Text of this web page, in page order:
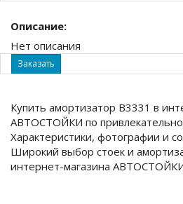
Описание:
Нет описания
Заказать
Купить амортизатор B3331 в
АВТОСТОЙКИ по
Характеристики, фотографии и
Широкий выбор стоек и
интернет-магазина